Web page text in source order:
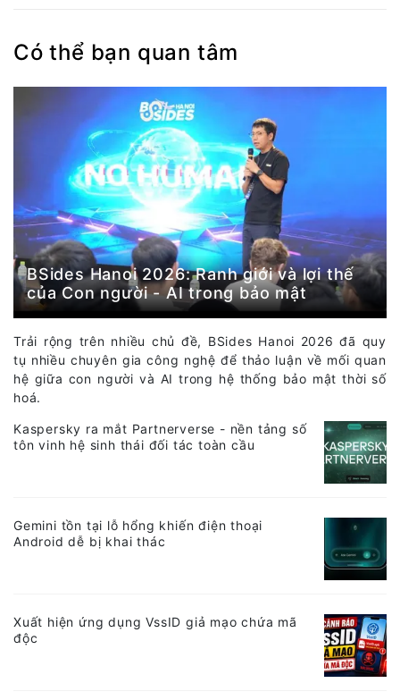
Có thể bạn quan tâm
BSides Hanoi 2026: Ranh giới và lợi thế
của Con người - AI trong bảo mật
Trải rộng trên nhiều chủ đề, BSides Hanoi 2026 đã quy
tụ nhiều chuyên gia công nghệ để thảo luận về mối quan
hệ giữa con người và AI trong hệ thống bảo mật thời số
hoá.
Kaspersky ra mắt Partnerverse - nền tảng số
tôn vinh hệ sinh thái đối tác toàn cầu
Gemini tồn tại lỗ hổng khiến điện thoại
Android dễ bị khai thác
Xuất hiện ứng dụng VssID giả mạo chứa mã
độc